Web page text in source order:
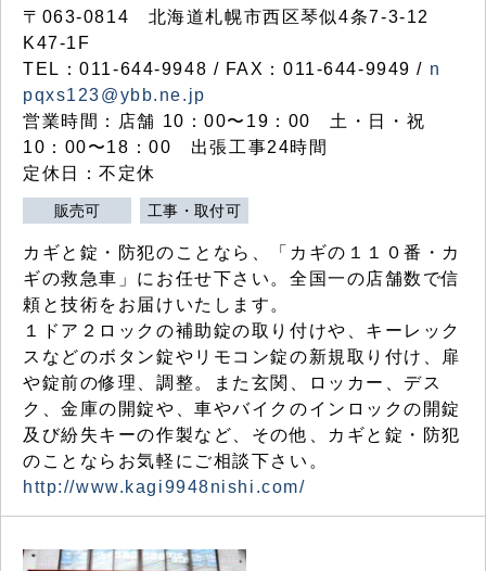
〒063-0814 北海道札幌市西区琴似4条7-3-12
K47-1F
TEL：011-644-9948 / FAX：011-644-9949 / n
pqxs123@ybb.ne.jp
営業時間：店舗 10：00〜19：00 土・日・祝
10：00〜18：00 出張工事24時間
定休日：不定休
販売可 工事・取付可
カギと錠・防犯のことなら、「カギの１１０番・カ
ギの救急車」にお任せ下さい。全国一の店舗数で信
頼と技術をお届けいたします。
１ドア２ロックの補助錠の取り付けや、キーレック
スなどのボタン錠やリモコン錠の新規取り付け、扉
や錠前の修理、調整。また玄関、ロッカー、デス
ク、金庫の開錠や、車やバイクのインロックの開錠
及び紛失キーの作製など、その他、カギと錠・防犯
のことならお気軽にご相談下さい。
http://www.kagi9948nishi.com/